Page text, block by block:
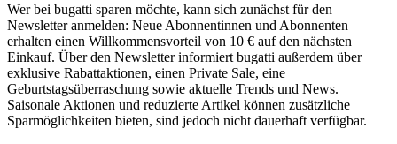
Wer bei bugatti sparen möchte, kann sich zunächst für den
Newsletter anmelden: Neue Abonnentinnen und Abonnenten
erhalten einen Willkommensvorteil von 10 € auf den nächsten
Einkauf. Über den Newsletter informiert bugatti außerdem über
exklusive Rabattaktionen, einen Private Sale, eine
Geburtstagsüberraschung sowie aktuelle Trends und News.
Saisonale Aktionen und reduzierte Artikel können zusätzliche
Sparmöglichkeiten bieten, sind jedoch nicht dauerhaft verfügbar.